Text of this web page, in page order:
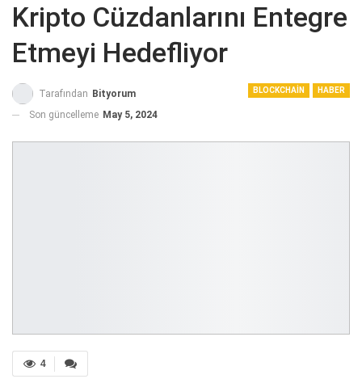
Kripto Cüzdanlarını Entegre
Etmeyi Hedefliyor
BLOCKCHAIN HABER
Tarafından Bityorum
Son güncelleme May 5, 2024
4